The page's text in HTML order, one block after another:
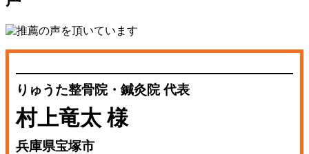
りゅうた整骨院・鍼灸院 代表
村上竜太 様
兵庫県宝塚市